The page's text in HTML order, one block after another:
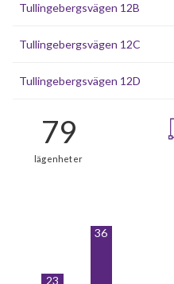
Tullingebergsvägen 12B
Tullingebergsvägen 12C
Tullingebergsvägen 12D
79
23
36